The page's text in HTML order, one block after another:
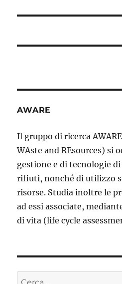
AWARE
Il gruppo di ricerca
WAste and REsources) si
gestione e di tecnologie
rifiuti, nonché di utilizzo
risorse. Studia inoltre le
ad essi associate,
di vita (life cycle
Cerca: